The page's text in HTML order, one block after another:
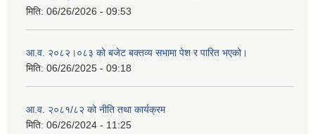
मिति: 06/26/2026 - 09:53
आ‍.व. २०८२।०८३ को बजेट बक्तव्य सभामा पेश र पारित भएको।
मिति: 06/26/2025 - 09:18
आ.व. २०८१/८२ को नीति तथा कार्यक्रम
मिति: 06/26/2024 - 11:25